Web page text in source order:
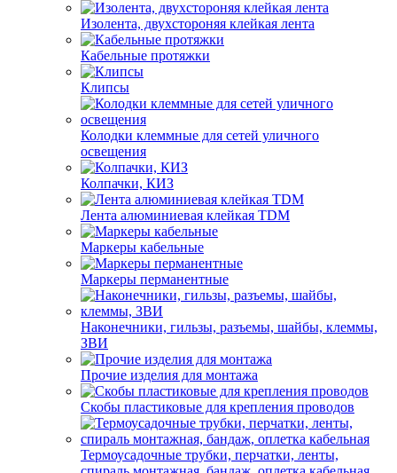
Изолента, двухстороняя клейкая лента
Кабельные протяжки
Клипсы
Колодки клеммные для сетей уличного
освещения
Колпачки, КИЗ
Лента алюминиевая клейкая TDM
Маркеры кабельные
Маркеры перманентные
Наконечники, гильзы, разъемы, шайбы, клеммы,
ЗВИ
Прочие изделия для монтажа
Скобы пластиковые для крепления проводов
Термоусадочные трубки, перчатки, ленты,